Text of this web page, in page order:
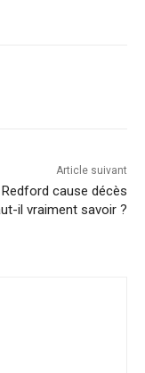
Article suivant
Redford cause décès
il vraiment savoir ?